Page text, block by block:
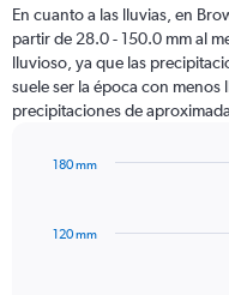
En cuanto a las lluvias, en
partir de 28.0 - 150.0 mm al
lluvioso, ya que las
suele ser la época con
precipitaciones de
with
12
120 mm
180 mm